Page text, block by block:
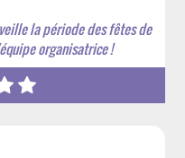
la période des fêtes de
organisatrice !